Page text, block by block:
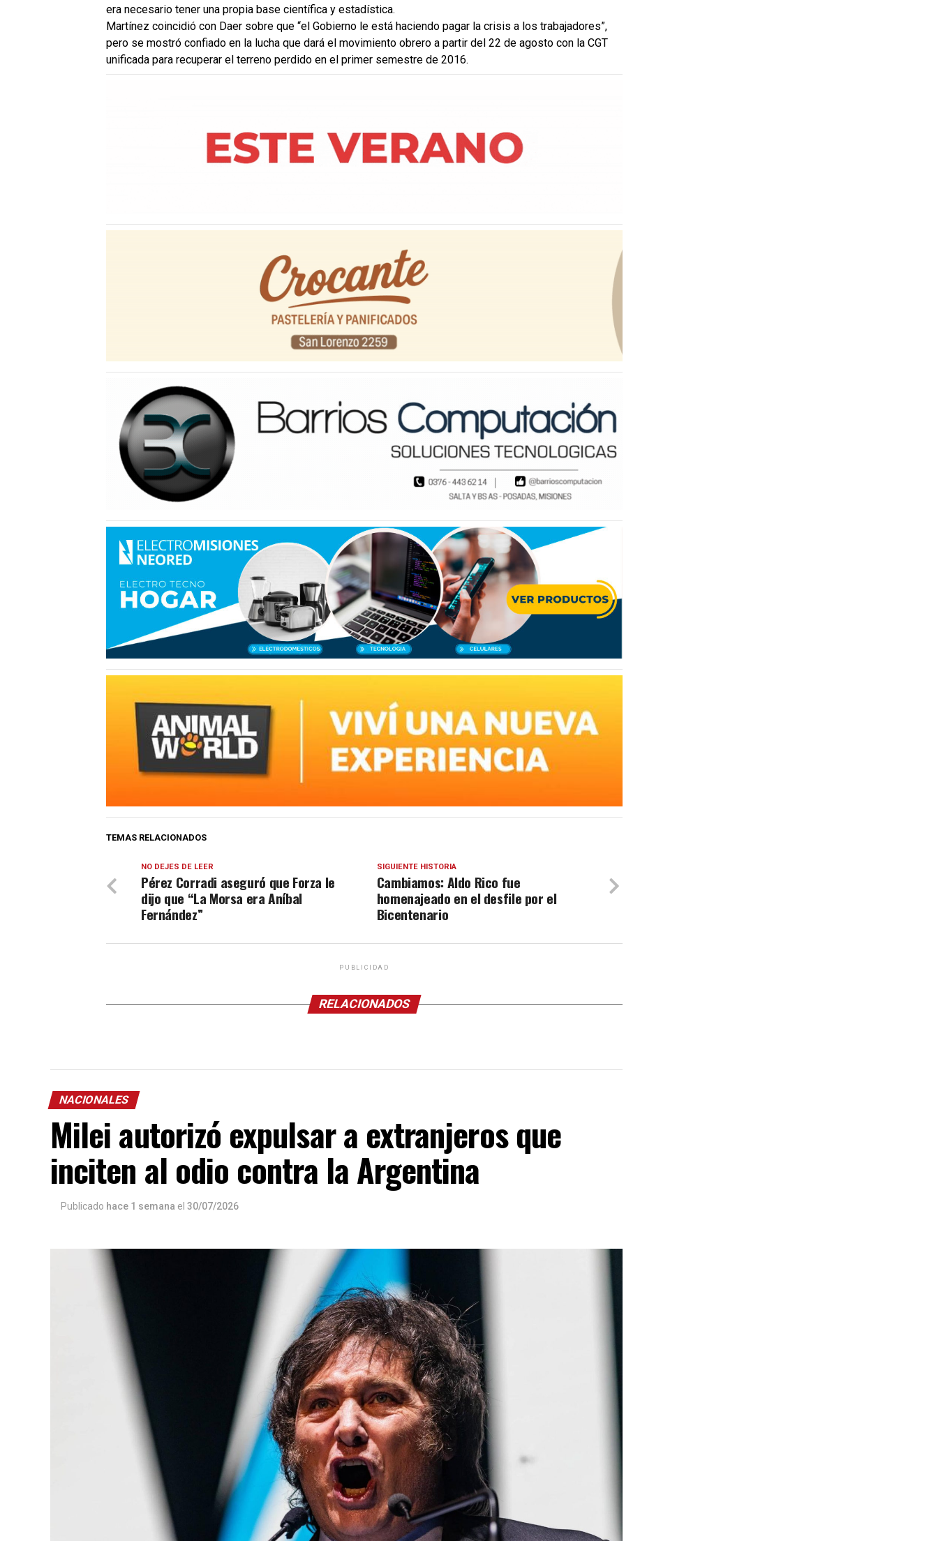
era necesario tener una propia base científica y estadística.
Martínez coincidió con Daer sobre que “el Gobierno le está haciendo pagar la crisis a los trabajadores”,
pero se mostró confiado en la lucha que dará el movimiento obrero a partir del 22 de agosto con la CGT
unificada para recuperar el terreno perdido en el primer semestre de 2016.
TEMAS RELACIONADOS
SIGUIENTE HISTORIA
Cambiamos: Aldo Rico fue
homenajeado en el desfile por el
Bicentenario
NO DEJES DE LEER
Pérez Corradi aseguró que Forza le
dijo que “La Morsa era Aníbal
Fernández”
PUBLICIDAD
RELACIONADOS
NACIONALES
Milei autorizó expulsar a extranjeros que
inciten al odio contra la Argentina
Publicado hace 1 semana el 30/07/2026